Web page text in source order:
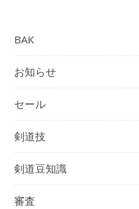
BAK
お知らせ
セール
剣道技
剣道豆知識
審査